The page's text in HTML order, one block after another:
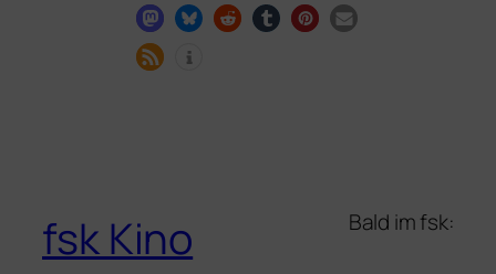
fsk Kino Bald im fsk: